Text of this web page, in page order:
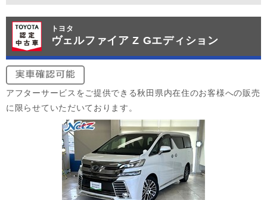
トヨタ
ヴェルファイア Z Gエディション
アフターサービスをご提供できる秋田県内在住のお客様への販売
に限らせていただいております。